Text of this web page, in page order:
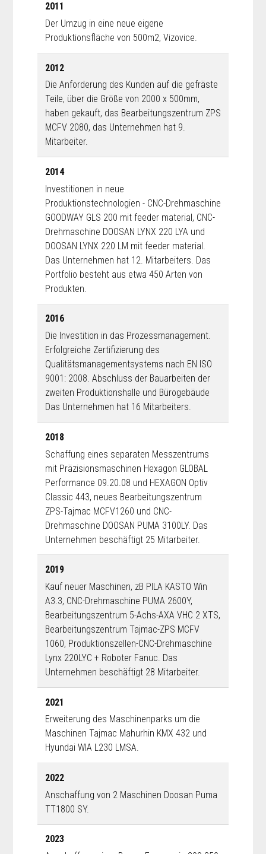
2011
Der Umzug in eine neue eigene
Produktionsfläche von 500m2, Vizovice.
2012
Die Anforderung des Kunden auf die gefräste
Teile, über die Größe von 2000 x 500mm,
haben gekauft, das Bearbeitungszentrum ZPS
MCFV 2080, das Unternehmen hat 9.
Mitarbeiter.
2014
Investitionen in neue
Produktionstechnologien - CNC-Drehmaschine
GOODWAY GLS 200 mit feeder material, CNC-
Drehmaschine DOOSAN LYNX 220 LYA und
DOOSAN LYNX 220 LM mit feeder material.
Das Unternehmen hat 12. Mitarbeiters. Das
Portfolio besteht aus etwa 450 Arten von
Produkten.
2016
Die Investition in das Prozessmanagement.
Erfolgreiche Zertifizierung des
Qualitätsmanagementsystems nach EN ISO
9001: 2008. Abschluss der Bauarbeiten der
zweiten Produktionshalle und Bürogebäude
Das Unternehmen hat 16 Mitarbeiters.
2018
Schaffung eines separaten Messzentrums
mit Präzisionsmaschinen Hexagon GLOBAL
Performance 09.20.08 und HEXAGON Optiv
Classic 443, neues Bearbeitungszentrum
ZPS-Tajmac MCFV1260 und CNC-
Drehmaschine DOOSAN PUMA 3100LY. Das
Unternehmen beschäftigt 25 Mitarbeiter.
2019
Kauf neuer Maschinen, zB PILA KASTO Win
A3.3, CNC-Drehmaschine PUMA 2600Y,
Bearbeitungszentrum 5-Achs-AXA VHC 2 XTS,
Bearbeitungszentrum Tajmac-ZPS MCFV
1060, Produktionszellen-CNC-Drehmaschine
Lynx 220LYC + Roboter Fanuc. Das
Unternehmen beschäftigt 28 Mitarbeiter.
2021
Erweiterung des Maschinenparks um die
Maschinen Tajmac Mahurhin KMX 432 und
Hyundai WIA L230 LMSA.
2022
Anschaffung von 2 Maschinen Doosan Puma
TT1800 SY.
2023